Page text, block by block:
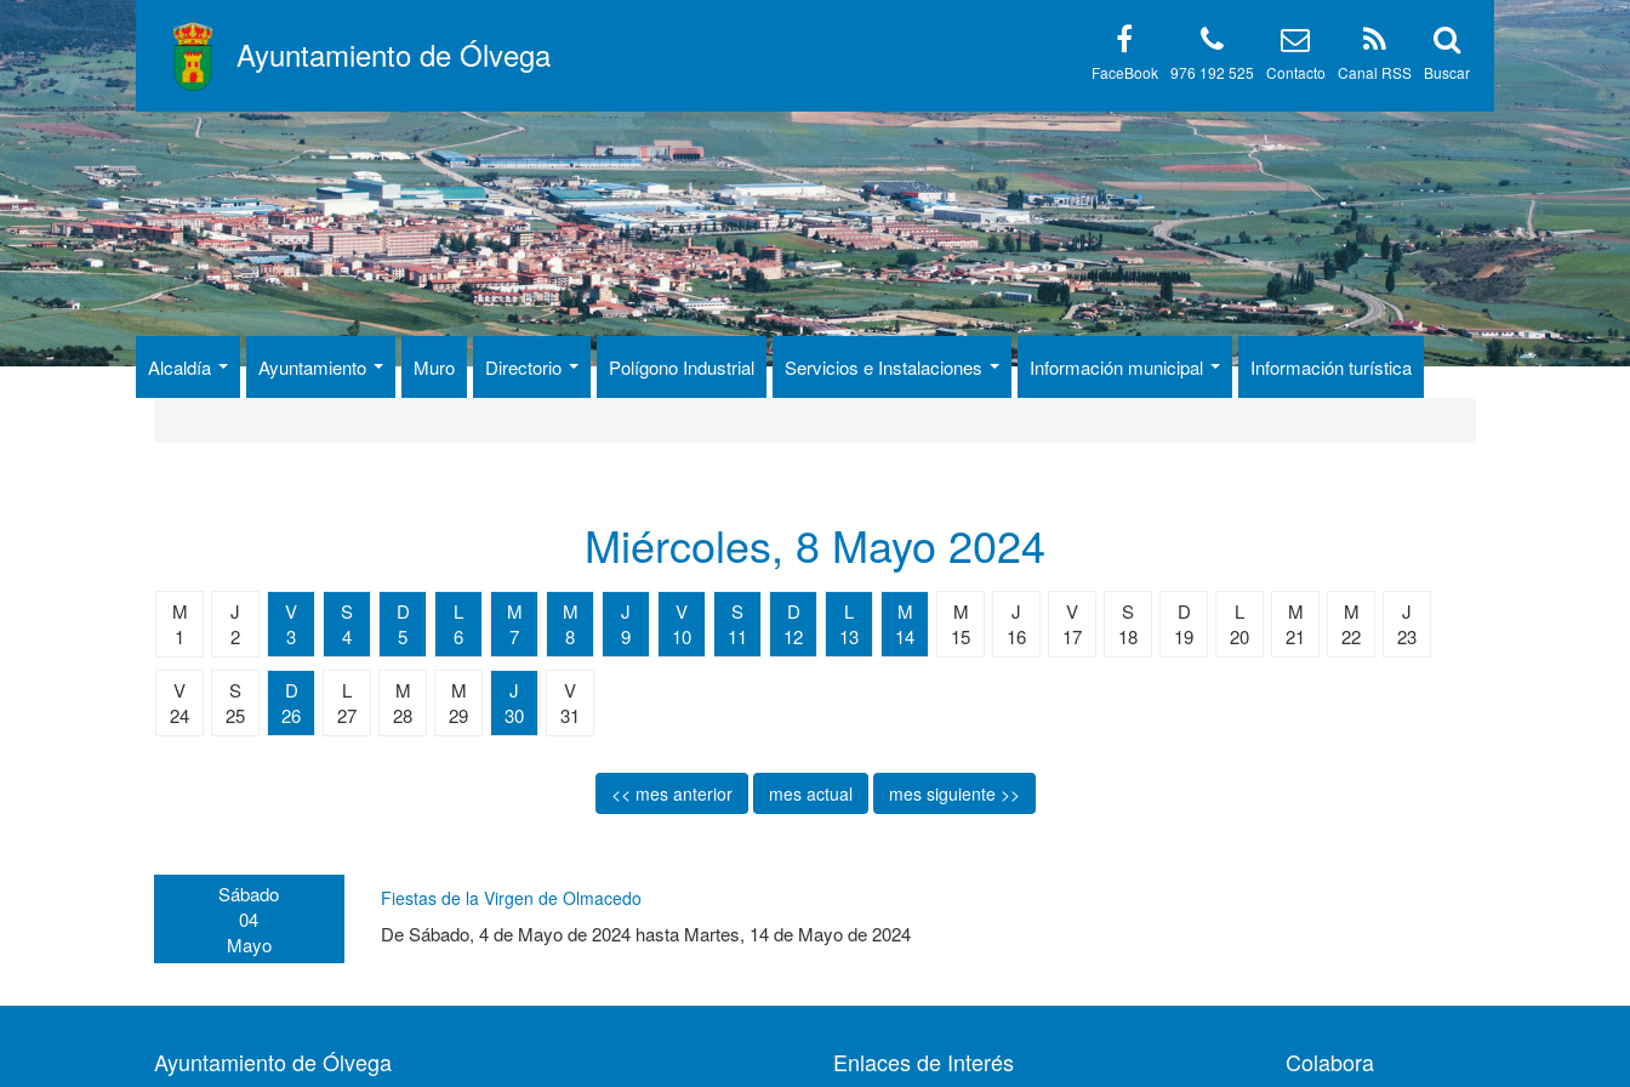
Pasar
al
contenido
principal
Ayuntamiento de Ólvega Buscar
Canal RSS
Contacto
976 192 525
FaceBook
Alcaldía Ayuntamiento Muro Directorio Polígono Industrial Servicios e Instalaciones Información municipal Información turística
Miércoles, 8 Mayo 2024
M
1
J
2
V
3
S
4
D
5
L
6
M
7
M
8
J
9
V
10
S
11
D
12
L
13
M
14
M
15
J
16
V
17
S
18
D
19
L
20
M
21
M
22
J
23
V
24
S
25
D
26
L
27
M
28
M
29
J
30
V
31
<< mes anterior mes actual mes siguiente >>
Sábado
04
Mayo
Fiestas de la Virgen de Olmacedo
DeSábado, 4 de Mayo de 2024hasta Martes, 14 de Mayo de 2024
Ayuntamiento de Ólvega Enlaces de Interés Colabora